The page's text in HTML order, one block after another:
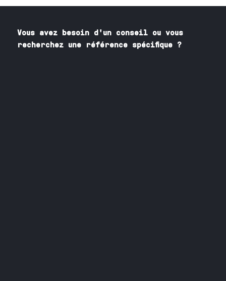
Vous avez besoin d'un conseil ou vous
recherchez une référence spécifique ?